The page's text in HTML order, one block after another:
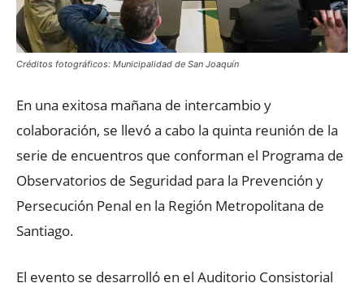
Créditos fotográficos: Municipalidad de San Joaquín
En una exitosa mañana de intercambio y
colaboración, se llevó a cabo la quinta reunión de la
serie de encuentros que conforman el Programa de
Observatorios de Seguridad para la Prevención y
Persecución Penal en la Región Metropolitana de
Santiago.
El evento se desarrolló en el Auditorio Consistorial